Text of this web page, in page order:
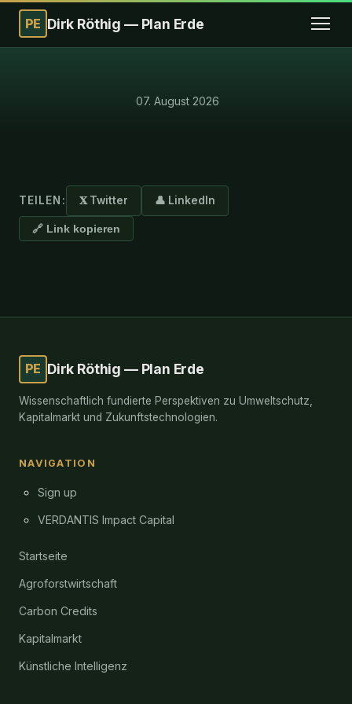
PE Dirk Röthig — Plan Erde
·07. August 2026
TEILEN: 𝐗 Twitter 👤 LinkedIn
🔗 Link kopieren
PE Dirk Röthig — Plan Erde
Wissenschaftlich fundierte Perspektiven zu Umweltschutz,
Kapitalmarkt und Zukunftstechnologien.
NAVIGATION
Sign up
VERDANTIS Impact Capital
Startseite
Agroforstwirtschaft
Carbon Credits
Kapitalmarkt
Künstliche Intelligenz